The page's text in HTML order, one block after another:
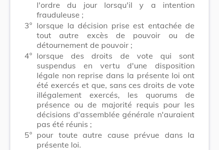
l'ordre du jour lorsqu'il y a intention
frauduleuse ;
3° lorsque la décision prise est entachée de
tout autre excès de pouvoir ou de
détournement de pouvoir ;
4° lorsque des droits de vote qui sont
suspendus en vertu d'une disposition
légale non reprise dans la présente loi ont
été exercés et que, sans ces droits de vote
illégalement exercés, les quorums de
présence ou de majorité requis pour les
décisions d'assemblée générale n'auraient
pas été réunis ;
5° pour toute autre cause prévue dans la
présente loi.